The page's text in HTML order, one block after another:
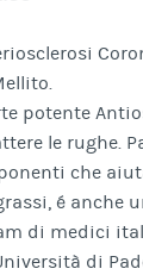
potente
le rughe.
che
é anche
di medici
di